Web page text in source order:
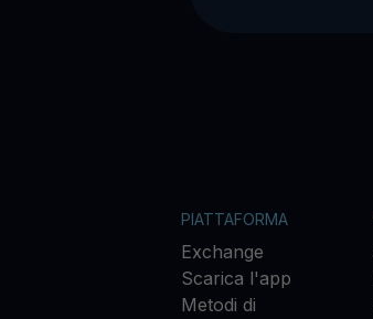
PIATTAFORMA
Exchange
Scarica l'app
Metodi di